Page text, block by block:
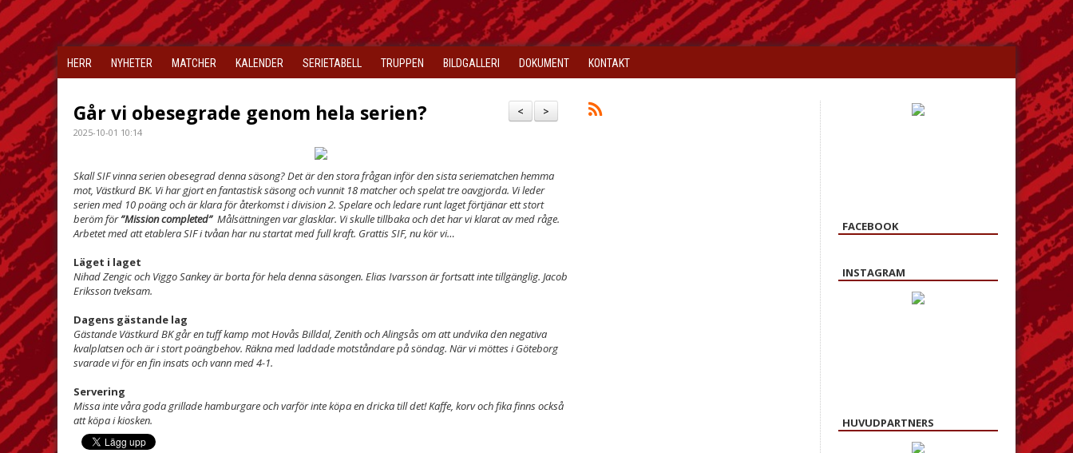
HERR NYHETER MATCHER KALENDER SERIETABELL TRUPPEN BILDGALLERI DOKUMENT KONTAKT
>
<
Går vi obesegrade genom hela serien?
2025-10-01 10:14
Skall SIF vinna serien obesegrad denna säsong? Det är den stora frågan inför den sista seriematchen hemma
mot, Västkurd BK. Vi har gjort en fantastisk säsong och vunnit 18 matcher och spelat tre oavgjorda. Vi leder
serien med 10 poäng och är klara för återkomst i division 2. Spelare och ledare runt laget förtjänar ett stort
beröm för”Mission completed” Målsättningen var glasklar. Vi skulle tillbaka och det har vi klarat av med råge.
Arbetet med att etablera SIF i tvåan har nu startat med full kraft. Grattis SIF, nu kör vi…
Läget i laget
Nihad Zengic och Viggo Sankey är borta för hela denna säsongen. Elias Ivarsson är fortsatt inte tillgänglig. Jacob
Eriksson tveksam.
Dagens gästande lag
Gästande Västkurd BK går en tuff kamp mot Hovås Billdal, Zenith och Alingsås om att undvika den negativa
kvalplatsen och är i stort poängbehov. Räkna med laddade motståndare på söndag. När vi möttes i Göteborg
svarade vi för en fin insats och vann med 4-1.
Servering
Missa inte våra goda grillade hamburgare och varför inte köpa en dricka till det! Kaffe, korv och fika finns också
att köpa i kiosken.
FACEBOOK
INSTAGRAM
HUVUDPARTNERS